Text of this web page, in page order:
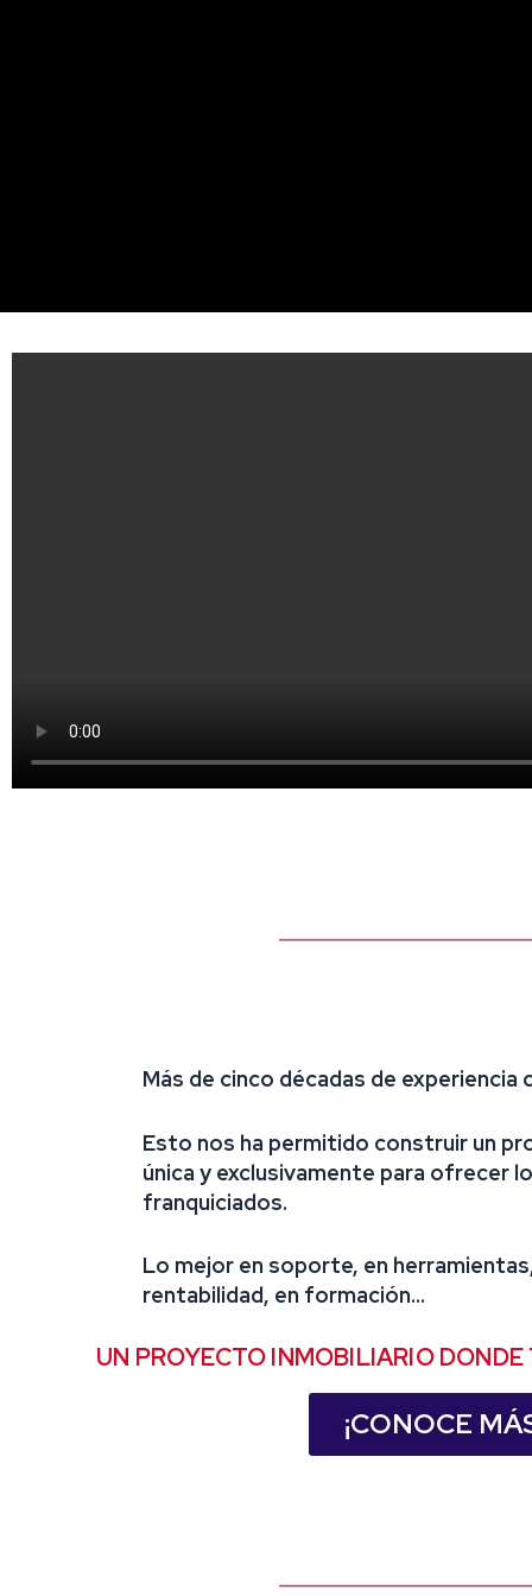
Más de cinco décadas de experiencia
Esto nos ha permitido construir un
única y exclusivamente para ofrecer
franquiciados.
Lo mejor en soporte, en
rentabilidad, en formación…
UN PROYECTO INMOBILIARIODONDE
¡CONOCE